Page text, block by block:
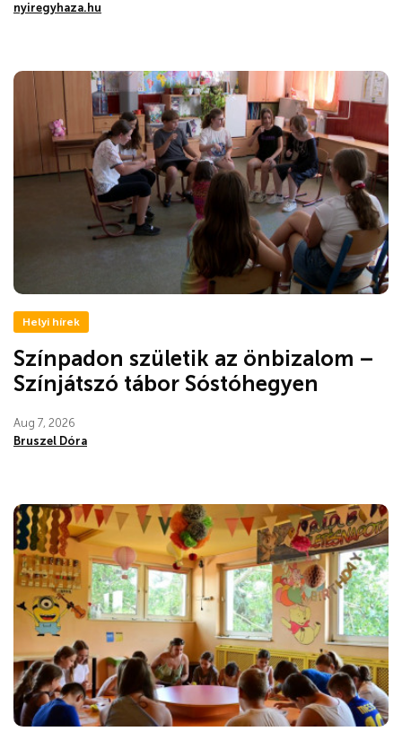
nyiregyhaza.hu
Helyi hírek
Színpadon születik az önbizalom –
Színjátszó tábor Sóstóhegyen
Aug 7, 2026
Bruszel Dóra